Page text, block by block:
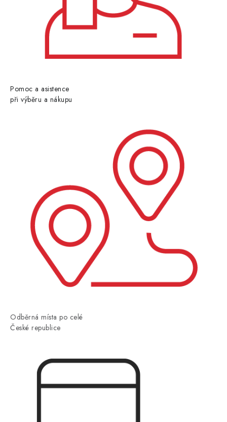
Pomoc a asistence
při výběru a nákupu
Odběrná místa po celé
České republice